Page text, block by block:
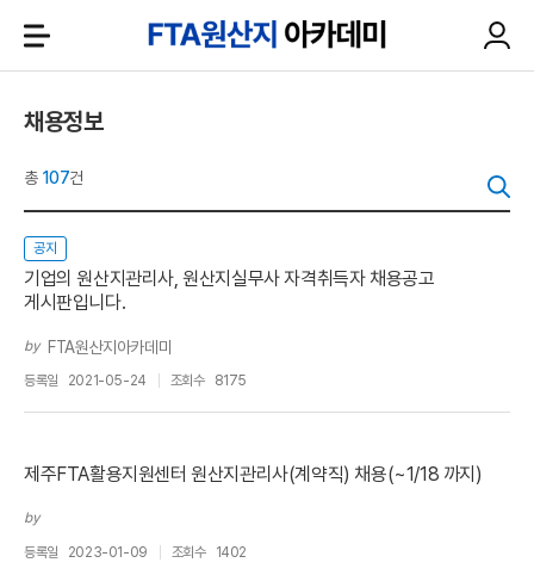
채용정보
총 107건
공지
기업의 원산지관리사, 원산지실무사 자격취득자 채용공고
게시판입니다.
by FTA원산지아카데미
등록일 2021-05-24 조회수 8175
제주FTA활용지원센터 원산지관리사(계약직) 채용(~1/18 까지)
by
등록일 2023-01-09 조회수 1402